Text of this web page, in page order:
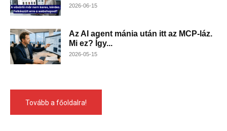
2026-06-15
Az AI agent mánia után itt az MCP-láz.
Mi ez? Így...
2026-05-15
Tovább a főoldalra!